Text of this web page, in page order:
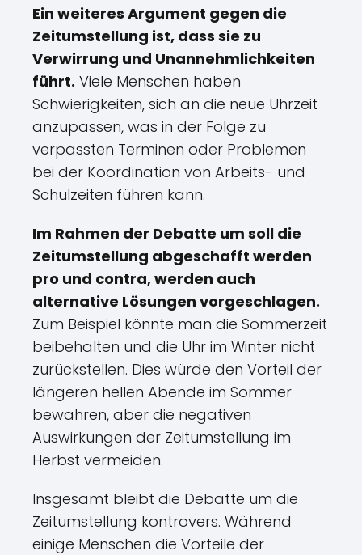
Ein weiteres Argument gegen die
Zeitumstellung ist, dass sie zu
Verwirrung und Unannehmlichkeiten
führt. Viele Menschen haben
Schwierigkeiten, sich an die neue Uhrzeit
anzupassen, was in der Folge zu
verpassten Terminen oder Problemen
bei der Koordination von Arbeits- und
Schulzeiten führen kann.
Im Rahmen der Debatte um soll die
Zeitumstellung abgeschafft werden
pro und contra, werden auch
alternative Lösungen vorgeschlagen.
Zum Beispiel könnte man die Sommerzeit
beibehalten und die Uhr im Winter nicht
zurückstellen. Dies würde den Vorteil der
längeren hellen Abende im Sommer
bewahren, aber die negativen
Auswirkungen der Zeitumstellung im
Herbst vermeiden.
Insgesamt bleibt die Debatte um die
Zeitumstellung kontrovers. Während
einige Menschen die Vorteile der